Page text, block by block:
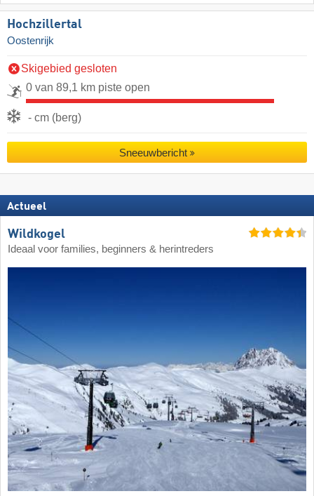
Hochzillertal
Oostenrijk
Skigebied gesloten
0 van 89,1 km piste open
- cm (berg)
Sneeuwbericht
Actueel
Wildkogel
Ideaal voor families, beginners & herintreders